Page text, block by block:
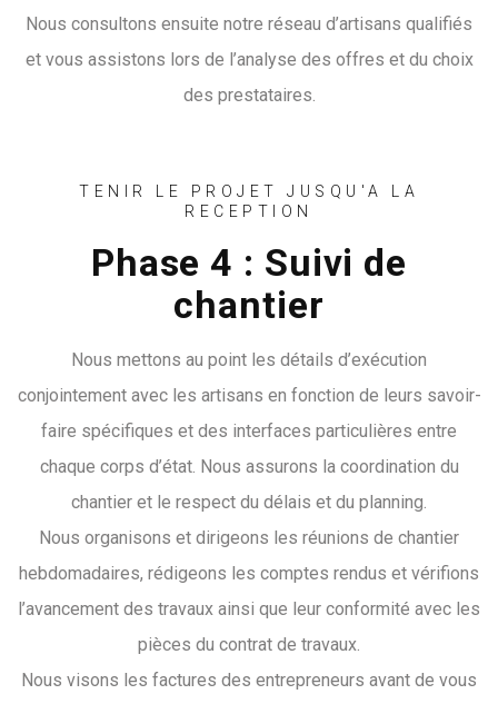
Nous consultons ensuite notre réseau d’artisans qualifiés
et vous assistons lors de l’analyse des offres et du choix
des prestataires.
TENIR LE PROJET JUSQU'A LA
RECEPTION
Phase 4 : Suivi de
chantier
Nous mettons au point les détails d’exécution
conjointement avec les artisans en fonction de leurs savoir-
faire spécifiques et des interfaces particulières entre
chaque corps d’état. Nous assurons la coordination du
chantier et le respect du délais et du planning.
Nous organisons et dirigeons les réunions de chantier
hebdomadaires, rédigeons les comptes rendus et vérifions
l’avancement des travaux ainsi que leur conformité avec les
pièces du contrat de travaux.
Nous visons les factures des entrepreneurs avant de vous